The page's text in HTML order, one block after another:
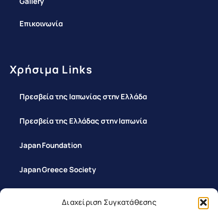
Διαχείριση Συγκατάθεσης
Επικοινωνία
Χρήσιμα Links
Πρεσβεία της Ιαπωνίας στην Ελλάδα
Πρεσβεία της Ελλάδας στην Ιαπωνία
Japan Foundation
Japan Greece Society